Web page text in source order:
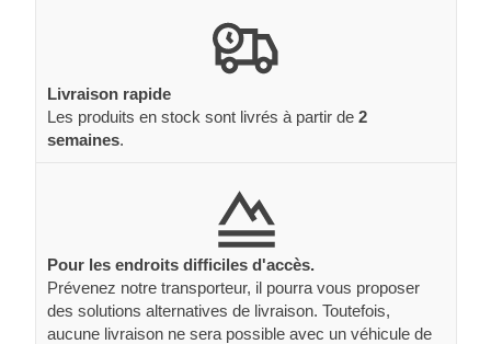
Livraison rapide
Les produits en stock sont livrés à partir de 2
semaines.
Pour les endroits difficiles d'accès.
Prévenez notre transporteur, il pourra vous proposer
des solutions alternatives de livraison. Toutefois,
aucune livraison ne sera possible avec un véhicule de